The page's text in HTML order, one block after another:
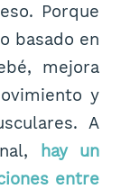
Porque
basado en
mejora
y
A
hay un
entre